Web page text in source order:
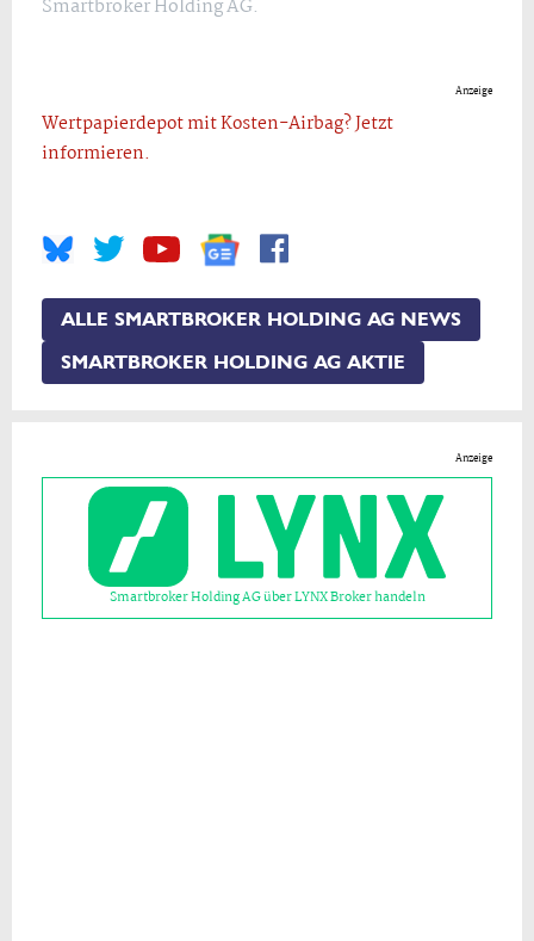
Smartbroker Holding AG.
Anzeige
Wertpapierdepot mit Kosten-Airbag? Jetzt
informieren.
ALLE SMARTBROKER HOLDING AG NEWS
SMARTBROKER HOLDING AG AKTIE
Anzeige
Smartbroker Holding AG über LYNX Broker handeln